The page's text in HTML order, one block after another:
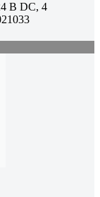
В DC, 4